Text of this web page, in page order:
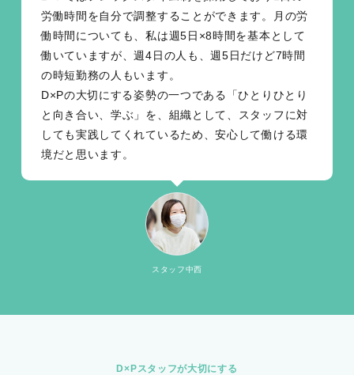
労働時間を自分で調整することができます。月の労
働時間についても、私は週5日×8時間を基本として
働いていますが、週4日の人も、週5日だけど7時間
の時短勤務の人もいます。
D×Pの大切にする姿勢の一つである「ひとりひとり
と向き合い、学ぶ」を、組織として、スタッフに対
しても実践してくれているため、安心して働ける環
境だと思います。
スタッフ中西
D×Pスタッフが大切にする